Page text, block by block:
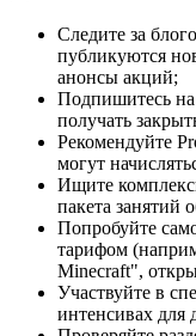
Следите за
публикуются
анонсы акций;
Подпишитесь
получать
Рекомендуйте
могут
Ищите
пакета занятий
Попробуйте
тарифом
Minecraft",
Участвуйте в
интенсивах для